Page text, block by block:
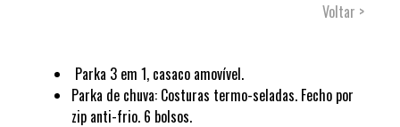
Voltar >
Parka 3 em 1, casaco amovível.
Parka de chuva: Costuras termo-seladas. Fecho por
zip anti-frio. 6 bolsos.